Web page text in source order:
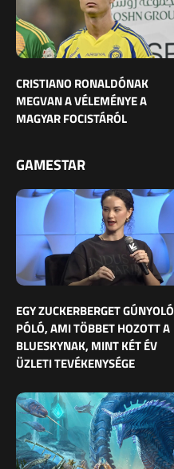
CRISTIANO RONALDÓNAK
MEGVAN A VÉLEMÉNYE A
MAGYAR FOCISTÁRÓL
GAMESTAR
EGY ZUCKERBERGET GÚNYOLÓ
PÓLÓ, AMI TÖBBET HOZOTT A
BLUESKYNAK, MINT KÉT ÉV
ÜZLETI TEVÉKENYSÉGE